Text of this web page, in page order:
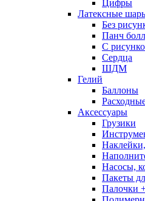
Цифры
Латексные
Без
Панч
С
Сердца
ШДМ
Гелий
Баллоны
Аксессуары
Грузики
Насосы,
Пакеты
Палочки